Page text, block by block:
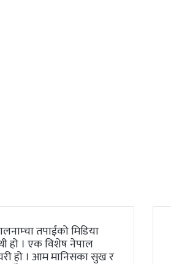
तपाईंको मिडिया
हो । एक विशेष नेपाल
हो । आम मानिसका सुख र